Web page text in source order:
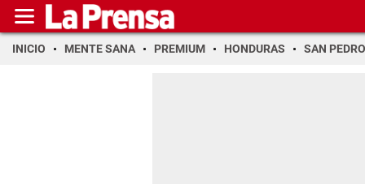
INICIO MENTE SANA PREMIUM HONDURAS SAN PEDRO